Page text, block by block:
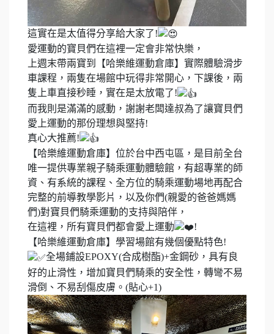
這實在是太值得分享給大家了!
愛運動的寶貝們在這裡一定會非常快樂，
上週末帶兩寶到【哈樂維運動倉庫】實際體驗滑步
車課程，兩隻在場館中玩得非常開心，下課後，兩
隻上車直接秒睡，實在是太放電了!
而我則是滿滿的感動，謝謝老闆達叔為了讓寶貝們
愛上運動的那份理想與堅持!
真心大推薦!
【哈樂維運動倉庫】位於台中西屯區，是目前全台
唯一提供專業親子騎乘運動體驗館，有超專業的師
資、有系統的課程、全方位的騎乘運動場地再配合
完整的前導教學影片，以及你們(親愛的爸爸媽媽
們)對寶貝們騎乘運動的支持與陪伴，
在這裡，所有寶貝們都會愛上運動
!
【哈樂維運動倉庫】學習場館有幾個優點特色!
全場鋪設EPOXY(合成樹酯)+金鋼砂，具有良
好的止滑性，增加寶貝們騎乘的安全性，轉彎不易
滑倒、不易刮傷皮膚。(貼心+1)